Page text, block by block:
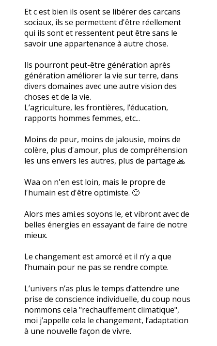
Et c est bien ils osent se libérer des carcans
sociaux, ils se permettent d'être réellement
qui ils sont et ressentent peut être sans le
savoir une appartenance à autre chose.
Ils pourront peut-être génération après
génération améliorer la vie sur terre, dans
divers domaines avec une autre vision des
choses et de la vie.
L’agriculture, les frontières, l’éducation,
rapports hommes femmes, etc...
Moins de peur, moins de jalousie, moins de
colère, plus d'amour, plus de compréhension
les uns envers les autres, plus de partage 🙏
Waa on n'en est loin, mais le propre de
l'humain est d'être optimiste. 🙂
Alors mes ami.es soyons le, et vibront avec de
belles énergies en essayant de faire de notre
mieux.
Le changement est amorcé et il n’y a que
l’humain pour ne pas se rendre compte.
L’univers n’as plus le temps d’attendre une
prise de conscience individuelle, du coup nous
nommons cela "rechauffement climatique",
moi j’appelle cela le changement, l’adaptation
à une nouvelle façon de vivre.